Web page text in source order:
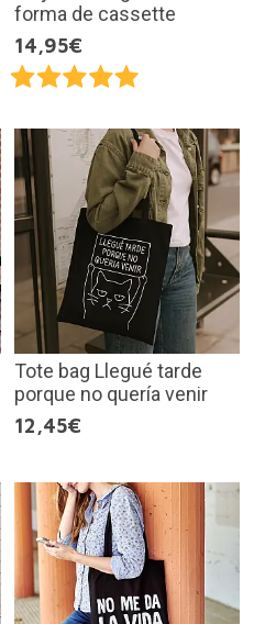
forma de cassette
14,95€
Tote bag Llegué tarde
porque no quería venir
12,45€